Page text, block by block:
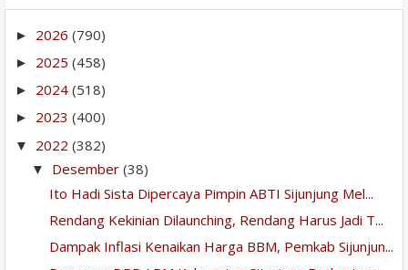
► 2026 (790)
► 2025 (458)
► 2024 (518)
► 2023 (400)
▼ 2022 (382)
▼ Desember (38)
Ito Hadi Sista Dipercaya Pimpin ABTI Sijunjung Mel...
Rendang Kekinian Dilaunching, Rendang Harus Jadi T...
Dampak Inflasi Kenaikan Harga BBM, Pemkab Sijunjun...